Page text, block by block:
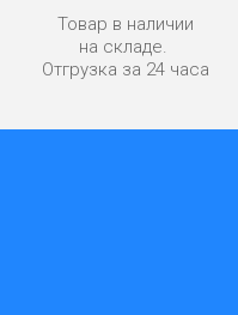
Товар в наличии
на складе.
Отгрузка за 24 часа